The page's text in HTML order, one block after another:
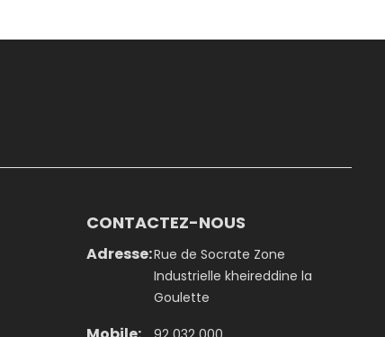
CONTACTEZ-NOUS
Adresse:Rue de Socrate Zone
Industrielle kheireddine la
Goulette